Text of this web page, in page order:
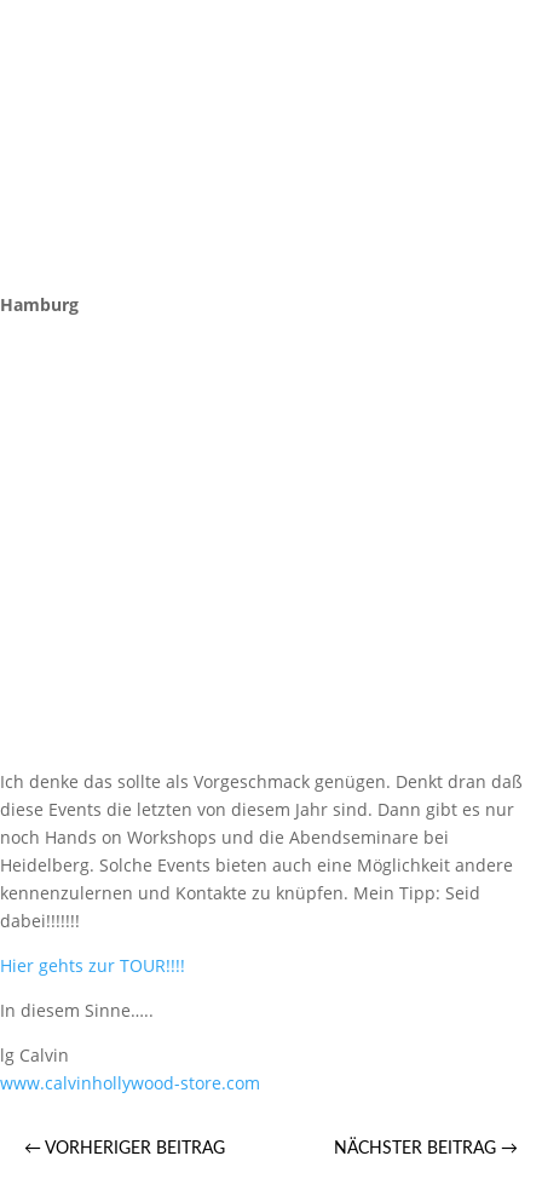
Hamburg
Ich denke das sollte als Vorgeschmack genügen. Denkt dran daß
diese Events die letzten von diesem Jahr sind. Dann gibt es nur
noch Hands on Workshops und die Abendseminare bei
Heidelberg. Solche Events bieten auch eine Möglichkeit andere
kennenzulernen und Kontakte zu knüpfen. Mein Tipp: Seid
dabei!!!!!!!
Hier gehts zur TOUR!!!!
In diesem Sinne…..
lg Calvin
www.calvinhollywood-store.com
← VORHERIGER BEITRAG NÄCHSTER BEITRAG →